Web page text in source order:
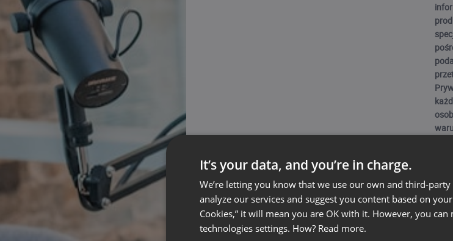
REGISTER NOW
It’s your data, and you’re in charge.
We’re letting you know that we use our own and third-
analyze our services and suggest you content based on
Cookies,” it will mean you are OK with it. However, you
technologies settings. How? Read more.